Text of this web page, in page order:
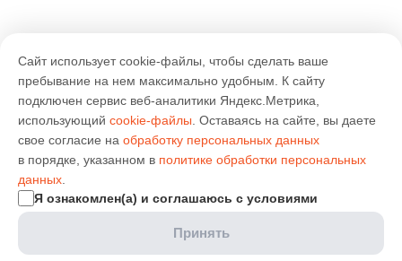
Сайт использует cookie-файлы, чтобы сделать ваше
пребывание на нем максимально удобным. К cайту
подключен сервис веб-аналитики Яндекс.Метрика,
использующий cookie-файлы . Оставаясь на сайте, вы даете
свое согласие на обработку персональных данных
в порядке, указанном в политике обработки персональных
данных
Я ознакомлен(а) и соглашаюсь с условиями
Принять